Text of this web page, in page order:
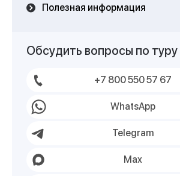
Полезная информация
Обсудить вопросы по туру
+7 800 550 57 67
WhatsApp
Telegram
Max